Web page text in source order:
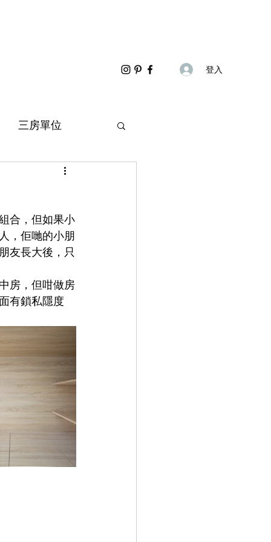
登入
三房單位
合，但如果小
，佢哋的小朋
友長大後，只
房，但咁做房
有鎖私隱度